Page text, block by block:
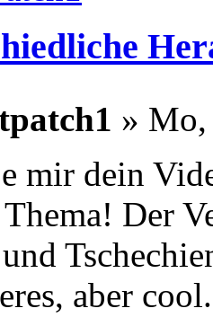
» Mo,
mir dein
Thema! Der
aber cool.